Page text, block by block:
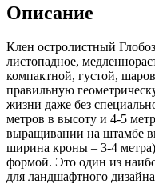
ШАР
Описание
Клен остролистный
листопадное,
компактной, густой,
правильную
жизни даже без
метров в высоту и 4-5
выращивании на штамбе
ширина кроны – 3-4
формой. Это один из
для ландшафтного